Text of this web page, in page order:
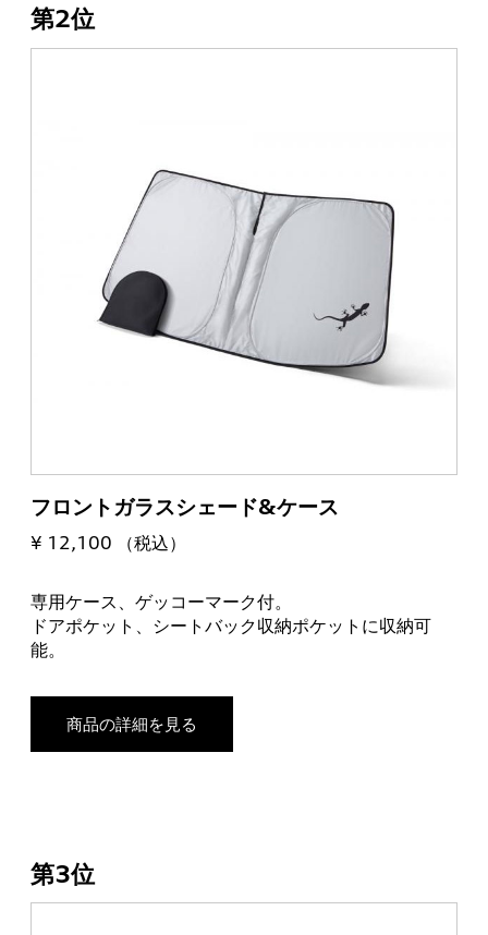
第2位
フロントガラスシェード&ケース
¥ 12,100 （税込）
専用ケース、ゲッコーマーク付。
ドアポケット、シートバック収納ポケットに収納可
能。
商品の詳細を見る
第3位